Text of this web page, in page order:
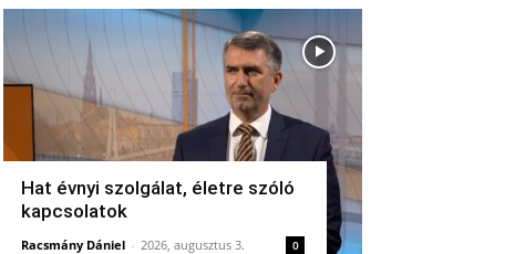
Hat évnyi szolgálat, életre szóló
kapcsolatok
Racsmány Dániel - 2026, augusztus 3. 0